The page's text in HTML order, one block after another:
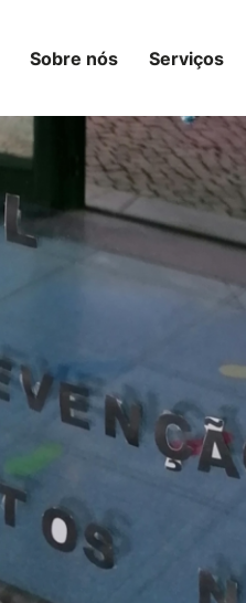
Sobre nós Serviços